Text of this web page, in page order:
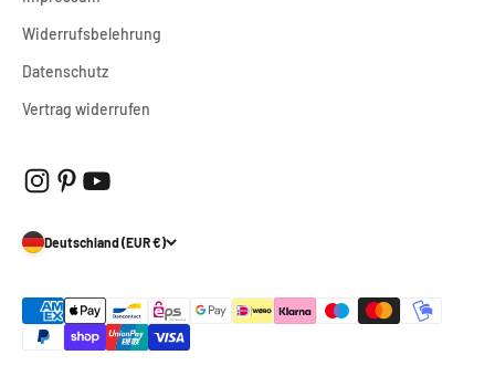
Widerrufsbelehrung
Datenschutz
Vertrag widerrufen
Deutschland (EUR €)